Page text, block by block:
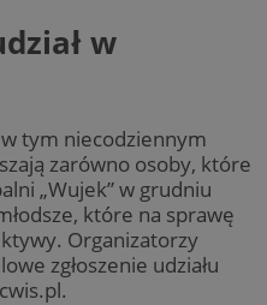
w
tym niecodziennym
zarówno osoby, które
„Wujek” w grudniu
które na sprawę
Organizatorzy
zgłoszenie udziału
.